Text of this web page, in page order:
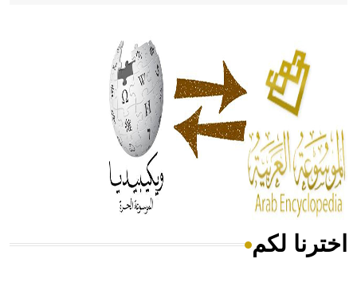
الحكم، الأدلة، تنظيم التغذية، ورسالته في جروح الرأس. ويعود
له الفضل بأنه حرر الطب من الدين والفلسفة.
- هل تعلم أن المرجان إفراز حيواني يتكون في البحر ويتركب
من مادة كربونات الكلسيوم، وهو أحمر أو شديد الحمرة وهو
أجود أنواعه، ويمتاز بكبر الحجم ويسمى الش
هل تعلم أن الأبسيد كلمة فرنسية اللفظ تم اعتمادها مصطلحاً
اخترنا لكم